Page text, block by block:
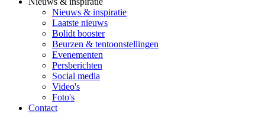
Nieuws & inspiratie
Laatste nieuws
Bolidt booster
Beurzen & tentoonstellingen
Evenementen
Persberichten
Social media
Video's
Foto's
Contact